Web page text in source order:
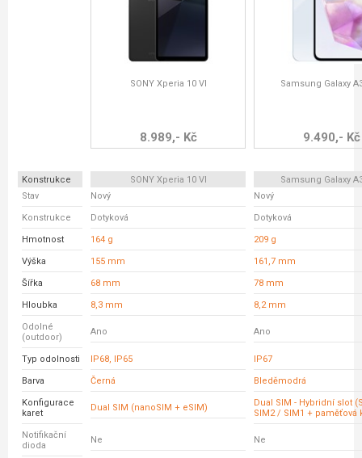
SONY Xperia 10 VI
8.989,- Kč
Samsung Galaxy
9.490,- Kč
Konstrukce SONY Xperia 10 VI
Samsung Galaxy
Stav
Nový Nový
Konstrukce Dotyková Dotyková
Hmotnost 164 g 209 g
Výška 155 mm 161,7 mm
Šířka 68 mm 78 mm
Hloubka 8,3 mm 8,2 mm
Odolné
(outdoor)
Ano Ano
Typ odolnosti IP68, IP65 IP67
Barva Černá Bleděmodrá
Konfigurace
karet
Dual SIM (nanoSIM + eSIM)
Dual SIM - Hybridní slot
SIM2 / SIM1 + paměťová
Notifikační
dioda
Ne Ne